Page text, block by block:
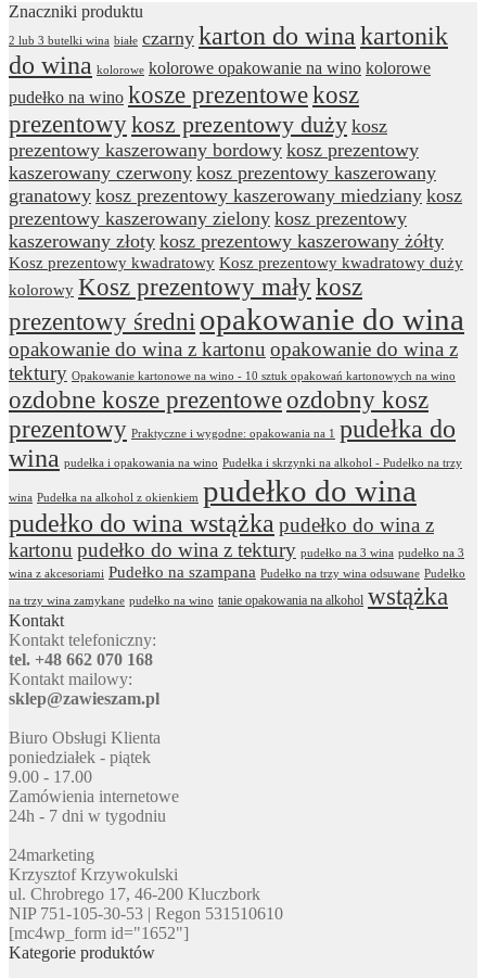
Znaczniki produktu
2 lub 3 butelki wina białe czarny karton do wina kartonik
do wina kolorowe kolorowe opakowanie na wino kolorowe
pudełko na wino kosze prezentowekosz
prezentowykosz prezentowy duży kosz
prezentowy kaszerowany bordowy kosz prezentowy
kaszerowany czerwony kosz prezentowy kaszerowany
granatowy kosz prezentowy kaszerowany miedziany kosz
prezentowy kaszerowany zielony kosz prezentowy
kaszerowany złoty kosz prezentowy kaszerowany żółty
Kosz prezentowy kwadratowy Kosz prezentowy kwadratowy duży
kolorowy Kosz prezentowy małykosz
prezentowy średni opakowanie do wina
opakowanie do wina z kartonu opakowanie do wina z
tektury Opakowanie kartonowe na wino - 10 sztuk opakowań kartonowych na wino
ozdobne kosze prezentoweozdobny kosz
prezentowy Praktyczne i wygodne: opakowania na 1
pudełka do
wina pudełka i opakowania na wino Pudełka i skrzynki na alkohol - Pudełko na trzy
wina Pudełka na alkohol z okienkiem pudełko do wina
pudełko do wina wstążka pudełko do wina z
kartonu pudełko do wina z tektury pudełko na 3 wina pudełko na 3
wina z akcesoriami Pudełko na szampana Pudełko na trzy wina odsuwane Pudełko
na trzy wina zamykane pudełko na wino tanie opakowania na alkohol wstążka
Kontakt
Kontakt telefoniczny:
tel. +48 662 070 168
Kontakt mailowy:
sklep@zawieszam.pl
Biuro Obsługi Klienta
poniedziałek - piątek
9.00 - 17.00
Zamówienia internetowe
24h - 7 dni w tygodniu
24marketing
Krzysztof Krzywokulski
ul. Chrobrego 17, 46-200 Kluczbork
NIP 751-105-30-53 | Regon 531510610
[mc4wp_form id="1652"]
Kategorie produktów